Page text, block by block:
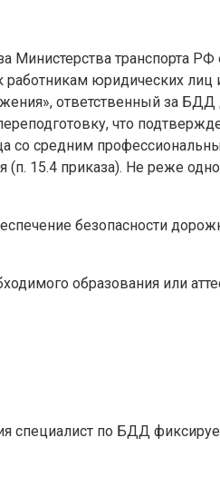
Министерства транспорта
юридических
ответственный за
что
со средним
15.4 приказа). Не реже
безопасности
образования или
по БДД